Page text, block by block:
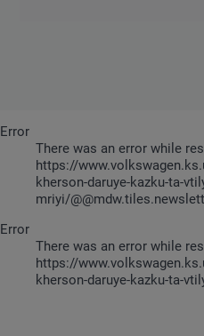
Error
There was an error while
https://
kherson-daruye-kazku-ta-
mriyi/
Error
There was an error while
https://
kherson-daruye-kazku-ta-